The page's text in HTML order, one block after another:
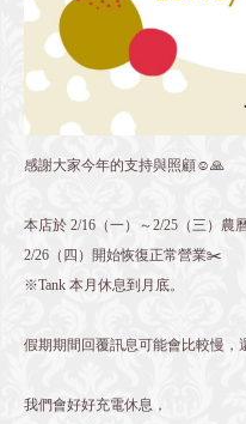
感謝大家今年的支持與照顧☺️🙏
本店於 2/16（一）～2/25（三）農
2/26（四）開始恢復正常營業✂️
※Tank 本月休息到月底。
假期期間回覆訊息可能會比較慢，
我們會好好充電休息，